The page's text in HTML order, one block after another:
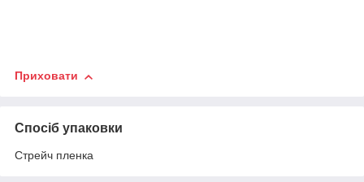
Приховати
Спосіб упаковки
Стрейч пленка